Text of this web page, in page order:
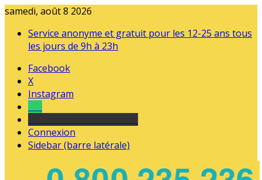
samedi, août 8 2026
Service anonyme et gratuit pour les 12-25 ans tous
les jours de 9h à 23h
Facebook
X
Instagram
Connexion
Sidebar (barre latérale)